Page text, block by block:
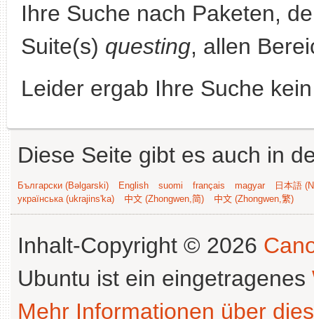
Ihre Suche nach Paketen,
Suite(s) questing, allen
Leider ergab Ihre Suche
Diese Seite gibt es auch in
Български (Bəlgarski) English suomi français magyar
日本語
українська (ukrajins'ka)
中文 (Zhongwen,简) 中文 (Zhongwen,繁)
Inhalt-Copyright © 2026
Ubuntu ist ein eingetragenes
Mehr Informationen über